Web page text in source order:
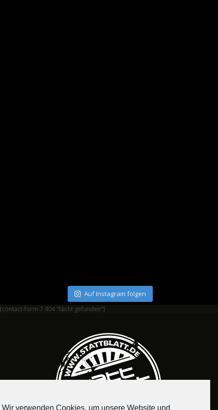
Auf Instagram folgen
[contact-form-7 404 "Nicht gefunden"]
Wir verwenden Cookies, um unsere Website und